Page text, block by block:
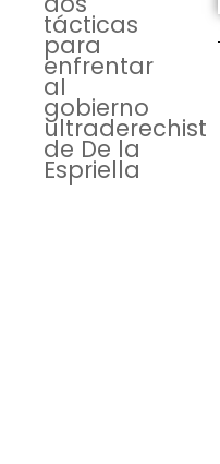
tácticas
para
enfrentar
al
gobierno
ultraderechista
de De la
Espriella